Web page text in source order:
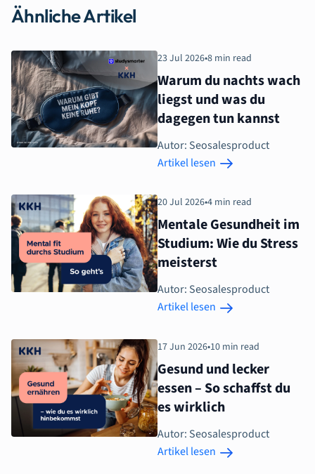
Ähnliche Artikel
23 Jul 2026•8 min read
Warum du nachts wach
liegst und was du
dagegen tun kannst
Autor: Seosalesproduct
Artikel lesen
20 Jul 2026•4 min read
Mentale Gesundheit im
Studium: Wie du Stress
meisterst
Autor: Seosalesproduct
Artikel lesen
17 Jun 2026•10 min read
Gesund und lecker
essen – So schaffst du
es wirklich
Autor: Seosalesproduct
Artikel lesen